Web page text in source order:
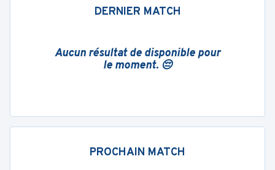
DERNIER MATCH
Aucun résultat de disponible pour
le moment. 😔
PROCHAIN MATCH